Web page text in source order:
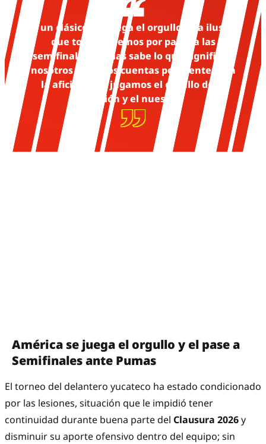
Es un clásico, se juega el orgullo, esa ilusión
que todos tenemos por pasar a las
semifinales. Pumas sabe lo que significa y
nosotros tenemos cuentas pendientes con
la afición; nos jugamos el orgullo de la
afición y el nuestro
América se juega el orgullo y el pase a
Semifinales ante Pumas
El torneo del delantero yucateco ha estado condicionado
por las lesiones, situación que le impidió tener
continuidad durante buena parte del Clausura 2026y
disminuir su aporte ofensivo dentro del equipo; sin